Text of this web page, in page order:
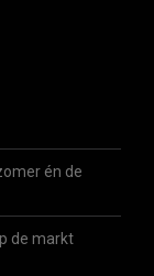
én de
de markt